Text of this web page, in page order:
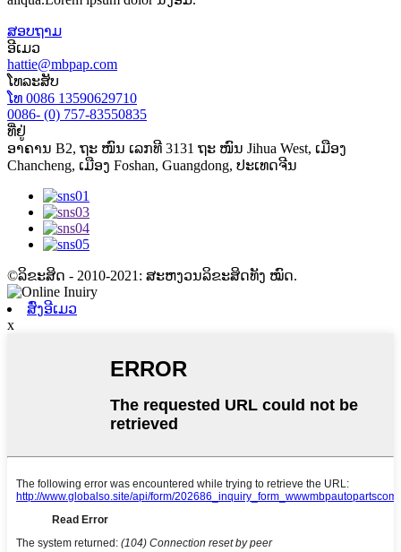
ສອບຖາມ
ອີເມວ
hattie@mbpap.com
ໂທລະສັບ
ໂທ 0086 13590629710
0086- (0) 757-83550835
ທີ່ຢູ່
ອາຄານ B2, ຖະ ໜົນ ເລກທີ 3131 ຖະ ໜົນ Jihua West, ເມືອງ
Chancheng, ເມືອງ Foshan, Guangdong, ປະເທດຈີນ
©ລິຂະສິດ - 2010-2021: ສະຫງວນລິຂະສິດທັງ ໝົດ.
ສົ່ງອີເມວ
x